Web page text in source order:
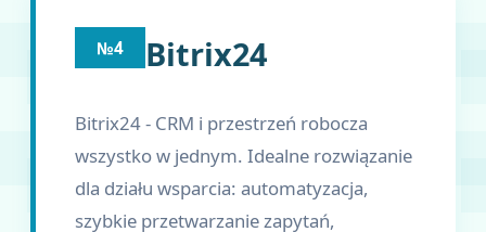
№4 Bitrix24
Bitrix24 - CRM i przestrzeń robocza
wszystko w jednym. Idealne rozwiązanie
dla działu wsparcia: automatyzacja,
szybkie przetwarzanie zapytań,